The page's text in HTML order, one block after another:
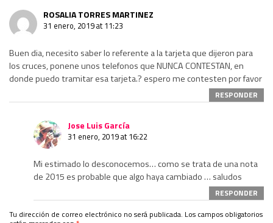
ROSALIA TORRES MARTINEZ
31 enero, 2019 at 11:23
Buen dia, necesito saber lo referente a la tarjeta que dijeron para
los cruces, ponene unos telefonos que NUNCA CONTESTAN, en
donde puedo tramitar esa tarjeta.? espero me contesten por favor
RESPONDER
Jose Luis García
31 enero, 2019 at 16:22
Mi estimado lo desconocemos… como se trata de una nota
de 2015 es probable que algo haya cambiado … saludos
RESPONDER
Tu dirección de correo electrónico no será publicada. Los campos obligatorios